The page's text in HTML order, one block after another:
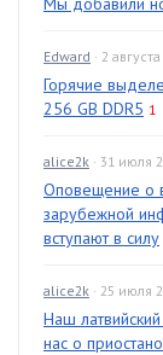
Edward · 2
Горячие
256 GB DDR5 1
alice2k · 31 июля
Оповещение о
зарубежной
вступают в силу
alice2k · 25 июля
Наш
нас о